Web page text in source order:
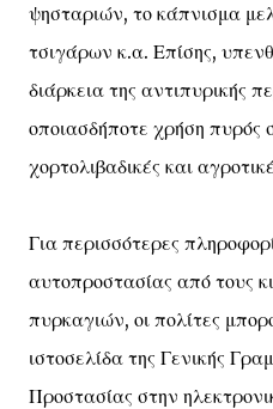
ψησταριών, το κάπνισμα
τσιγάρων κ.α. Επίσης,
διάρκεια της αντιπυρικής
οποιασδήποτε χρήση πυρός
χορτολιβαδικές και
Για περισσότερες
αυτοπροστασίας από τους
πυρκαγιών, οι πολίτες
ιστοσελίδα της Γενικής
Προστασίας στην